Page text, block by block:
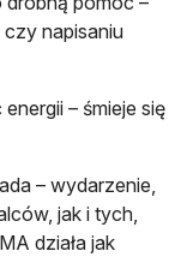
napisaniu
– śmieje się
– wydarzenie,
jak i tych,
działa jak